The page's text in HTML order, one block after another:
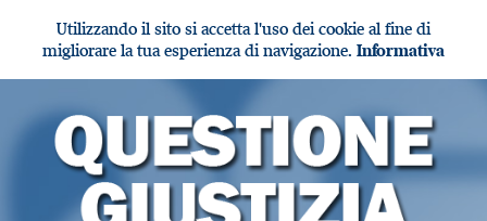
Utilizzando il sito si accetta l'uso dei cookie al fine di
migliorare la tua esperienza di navigazione. Informativa